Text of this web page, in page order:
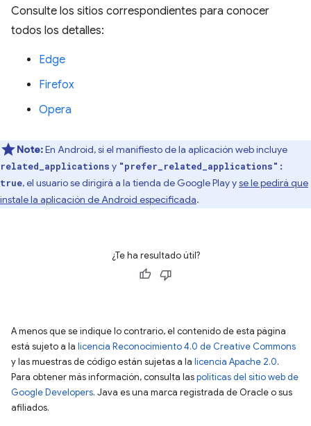
Consulte los sitios correspondientes para conocer
todos los detalles:
Edge
Firefox
Opera
Note:En Android, si el manifiesto de la aplicación web incluye
related_applications y "prefer_related_applications":
true, el usuario se dirigirá a la tienda de Google Play yse le pedirá que
instale la aplicación de Android especificada.
¿Te ha resultado útil?
A menos que se indique lo contrario, el contenido de esta página
está sujeto a la licencia Reconocimiento 4.0 de Creative Commons
y las muestras de código están sujetas a la licencia Apache 2.0.
Para obtener más información, consulta laspolíticas del sitio web de
Google Developers. Java es una marca registrada de Oracle o sus
afiliados.